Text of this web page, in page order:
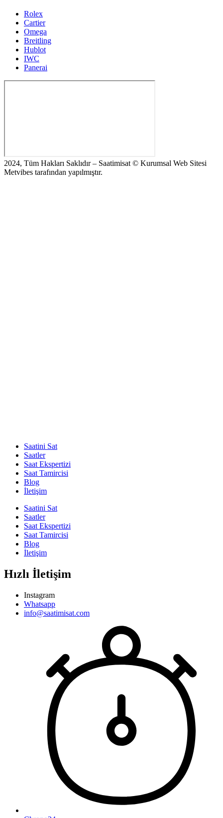
Rolex
Cartier
Omega
Breitling
Hublot
IWC
Panerai
2024, Tüm Hakları Saklıdır – Saatimisat © Kurumsal Web Sitesi
Metvibes tarafından yapılmıştır.
Saatini Sat
Saatler
Saat Ekspertizi
Saat Tamircisi
Blog
İletişim
Saatini Sat
Saatler
Saat Ekspertizi
Saat Tamircisi
Blog
İletişim
Hızlı İletişim
Instagram
Whatsapp
info@saatimisat.com